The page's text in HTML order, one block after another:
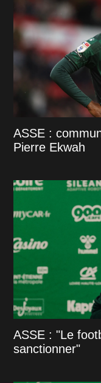
ASSE :
Pierre Ekwah
ASSE : "Le
sanctionner"